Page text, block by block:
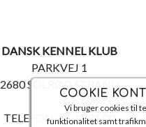
COOKIE
Vi bruger cookies til
funktionalitet samt
DANSK KENNEL KLUB
PARKVEJ 1
2680 SOLRØD STRAND
TELEFON: 56 18 81 00